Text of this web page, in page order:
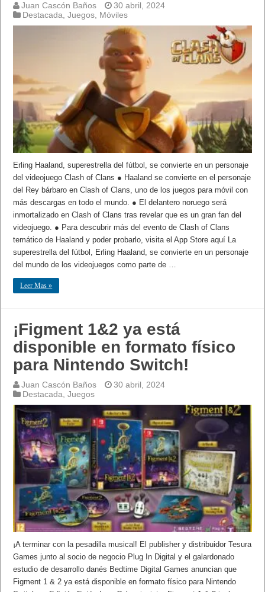
Juan Cascón Baños
30 abril, 2024
Destacada ,Juegos Móviles
Erling Haaland, superestrella del fútbol, se convierte en un personaje
del videojuego Clash of Clans ● Haaland se convierte en el personaje
del Rey bárbaro en Clash of Clans, uno de los juegos para móvil con
más descargas en todo el mundo. ● El delantero noruego será
inmortalizado en Clash of Clans tras revelar que es un gran fan del
videojuego. ● Para descubrir más del evento de Clash of Clans
temático de Haaland y poder probarlo, visita el App Store aquí La
superestrella del fútbol, Erling Haaland, se convierte en un personaje
del mundo de los videojuegos como parte de …
Leer Mas »
¡Figment 1&2 ya está
disponible en formato físico
para Nintendo Switch!
Juan Cascón Baños
30 abril, 2024
Destacada ,Juegos
¡A terminar con la pesadilla musical! El publisher y distribuidor Tesura
Games junto al socio de negocio Plug In Digital y el galardonado
estudio de desarrollo danés Bedtime Digital Games anuncian que
Figment 1 & 2 ya está disponible en formato físico para Nintendo